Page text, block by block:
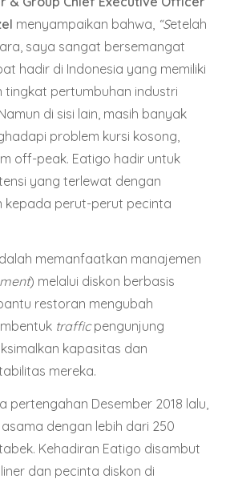
menyampaikan bahwa, “Setelah
saya sangat bersemangat
hadir di Indonesia yang memiliki
tingkat pertumbuhan industri
di sisi lain, masih banyak
problem kursi kosong,
off-peak. Eatigo hadir untuk
yang terlewat dengan
kepada perut-perut pecinta
memanfaatkan manajemen
) melalui diskon berbasis
restoran mengubah
trafficpengunjung
kapasitas dan
mereka.
pertengahan Desember 2018 lalu,
dengan lebih dari 250
Kehadiran Eatigo disambut
dan pecinta diskon di